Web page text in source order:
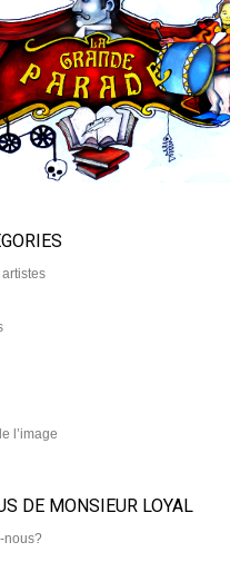
artistes
l’image
DE MONSIEUR LOYAL
nous?